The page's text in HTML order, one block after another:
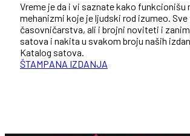
Vreme je da i vi saznate kako funkcionišu
mehanizmi koje je ljudski rod izumeo.
časovničarstva, ali i brojni noviteti i
satova i nakita u svakom broju naših
Katalog satova.
ŠTAMPANA IZDANJA